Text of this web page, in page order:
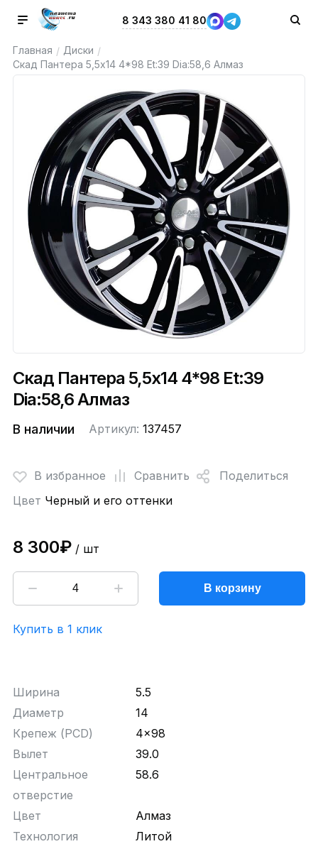
8 343 380 41 80
Главная / Диски /
Скад Пантера 5,5x14 4*98 Et:39 Dia:58,6 Алмаз
Скад Пантера 5,5x14 4*98 Et:39
Dia:58,6 Алмаз
В наличии Артикул: 137457
В избранное Сравнить
Поделиться
Цвет Черный и его оттенки
8 300₽/ шт
В корзину
Купить в 1 клик
Ширина
5.5
Диаметр
14
Крепеж (PCD)
4x98
Вылет
39.0
Центральное
отверстие
58.6
Цвет
Алмаз
Технология
Литой